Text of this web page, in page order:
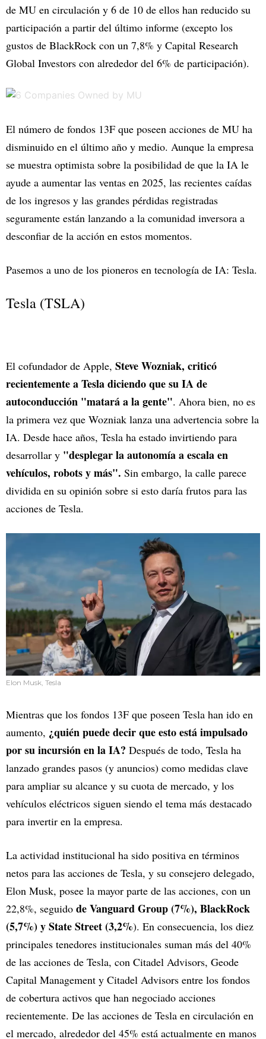
de MU en circulación y 6 de 10 de ellos han reducido su
participación a partir del último informe (excepto los
gustos de BlackRock con un 7,8% y Capital Research
Global Investors con alrededor del 6% de participación).
El número de fondos 13F que poseen acciones de MU ha
disminuido en el último año y medio. Aunque la empresa
se muestra optimista sobre la posibilidad de que la IA le
ayude a aumentar las ventas en 2025, las recientes caídas
de los ingresos y las grandes pérdidas registradas
seguramente están lanzando a la comunidad inversora a
desconfiar de la acción en estos momentos.
Pasemos a uno de los pioneros en tecnología de IA: Tesla.
Tesla (TSLA)
El cofundador de Apple, Steve Wozniak, criticó
recientemente a Tesla diciendo que su IA de
autoconducción "matará a la gente". Ahora bien, no es
la primera vez que Wozniak lanza una advertencia sobre la
IA. Desde hace años, Tesla ha estado invirtiendo para
desarrollar y "desplegar la autonomía a escala en
vehículos, robots y más". Sin embargo, la calle parece
dividida en su opinión sobre si esto daría frutos para las
acciones de Tesla.
Elon Musk, Tesla
Mientras que los fondos 13F que poseen Tesla han ido en
aumento, ¿quién puede decir que esto está impulsado
por su incursión en la IA? Después de todo, Tesla ha
lanzado grandes pasos (y anuncios) como medidas clave
para ampliar su alcance y su cuota de mercado, y los
vehículos eléctricos siguen siendo el tema más destacado
para invertir en la empresa.
La actividad institucional ha sido positiva en términos
netos para las acciones de Tesla, y su consejero delegado,
Elon Musk, posee la mayor parte de las acciones, con un
22,8%, seguido de Vanguard Group (7%), BlackRock
(5,7%) y State Street (3,2%). En consecuencia, los diez
principales tenedores institucionales suman más del 40%
de las acciones de Tesla, con Citadel Advisors, Geode
Capital Management y Citadel Advisors entre los fondos
de cobertura activos que han negociado acciones
recientemente. De las acciones de Tesla en circulación en
el mercado, alrededor del 45% está actualmente en manos